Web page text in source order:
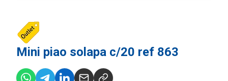
Mini piao solapa c/20 ref 863